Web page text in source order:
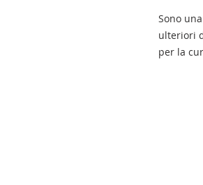
Sono
ulteriori
per la